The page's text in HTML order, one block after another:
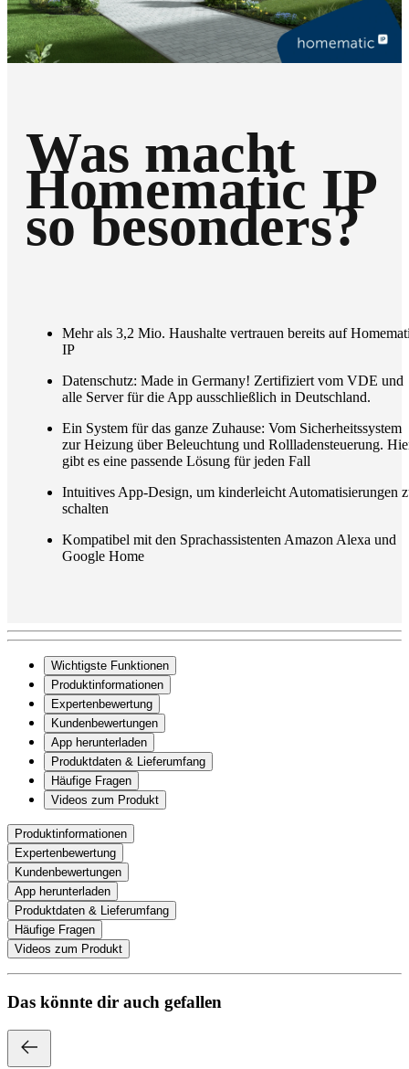
Was macht
Homematic IP
so besonders?
Mehr als 3,2 Mio. Haushalte vertrauen bereits auf
IP
Datenschutz: Made in Germany! Zertifiziert vom VDE und
alle Server für die App ausschließlich in Deutschland.
Ein System für das ganze Zuhause: Vom Sicherheitssystem
zur Heizung über Beleuchtung und Rollladensteuerung.
gibt es eine passende Lösung für jeden Fall
Intuitives App-Design, um kinderleicht Automatisierungen
schalten
Kompatibel mit den Sprachassistenten Amazon Alexa und
Google Home
Wichtigste Funktionen
Produktinformationen
Expertenbewertung
Kundenbewertungen
App herunterladen
Produktdaten & Lieferumfang
Häufige Fragen
Videos zum Produkt
Produktinformationen
Expertenbewertung
Kundenbewertungen
App herunterladen
Produktdaten & Lieferumfang
Häufige Fragen
Videos zum Produkt
Das könnte dir auch gefallen